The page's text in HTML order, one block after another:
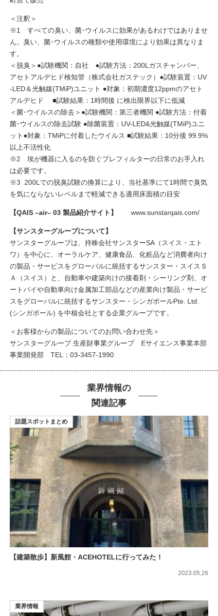
＜注釈＞
※1 すべての臭い、菌･ウイルスに効果があるわけではありませ
ん。臭い、菌･ウイルスの種類や使用環境により効果は異なりま
す。
＜脱臭＞●試験機関：自社 ●試験方法：200Lガスチャンバー、
アセトアルデヒド検知管（株式会社ガステック）●試験装置：UV
-LED＆光触媒(TMiP)ユニット ●対象：初期濃度12ppmのアセト
アルデヒド ■試験結果：1時間後 に検出限界以下に低減
＜菌･ウイルスの除去＞●試験機関：第三者機関 ●試験方法：付着
菌･ウイルスの除去試験 ●除菌装置：UV-LED&光触媒(TMiP)ユニ
ット●対象：TMiPに付着したウイルス ■試験結果：10分後 99.9%
以上不活性化
※2 埃が機器に入るのを防ぐプレフィルターの日常のお手入れ
は必要です。
※3 200Lでの脱臭試験の換算により、当社基準にて1時間で臭気
を気にならないレベルまで軽減できる適用床面積の目安
【QAIS –air– 03 製品紹介サイト】 www.sunstarqais.com/
【サンスターグループについて】
サンスターグループは、持株会社サンスターSA（スイス・エト
ワ）を中心に、オーラルケア、健康食品、化粧品など消費者向け
の製品・サービスをグローバルに統括するサンスター・スイスＳ
Ａ（スイス）と、自動車や建築向けの接着剤・シーリング剤、オ
ートバイや自動車向け金属加工部品などの産業向け製品・サービ
スをグローバルに統括するサンスター・シンガポールPte. Ltd.
(シンガポール) を中核会社とする企業グループです。
＜お客様からの製品についてのお問い合わせ先＞
サンスターグループ 生産財事業グループ Eサイエンス事業本部
事業開発部 TEL：03-3457-1990
業界情報の
関連記事
【建築散歩】新風館・ACEHOTELに行ってみた！
話題スポットまとめ
2023.05.26
業界情報